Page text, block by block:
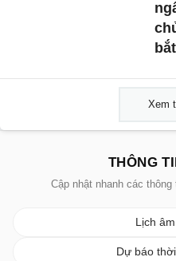
bắt
Xem
THÔNG
Cập nhật nhanh các
Lịch
Dự báo